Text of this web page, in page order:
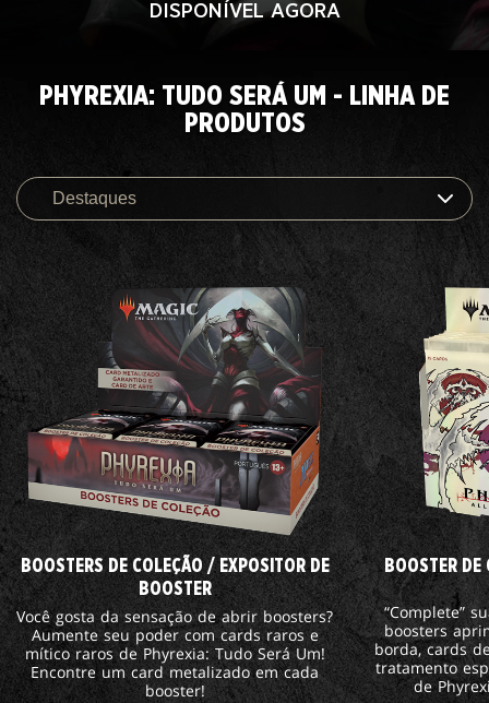
DISPONÍVEL AGORA
PHYREXIA: TUDO SERÁ UM - LINHA DE
PRODUTOS
BOOSTERS DE COLEÇÃO / EXPOSITOR DE
BOOSTER
Você gosta da sensação de abrir boosters?
Aumente seu poder com cards raros e
mítico raros de Phyrexia: Tudo Será Um!
Encontre um card metalizado em cada
booster!
BOOSTER DE
“Complete”
boosters
borda, cards
tratamento
de